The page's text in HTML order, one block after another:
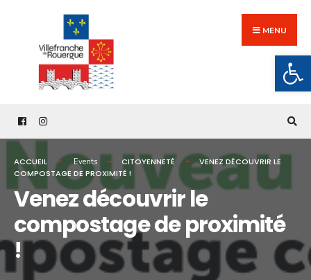
content
MENU
ACCUEIL Events CITOYENNETÉ
VENEZ DÉCOUVRIR LE
COMPOSTAGE DE PROXIMITÉ !
Venez découvrir le
compostage de proximité
!